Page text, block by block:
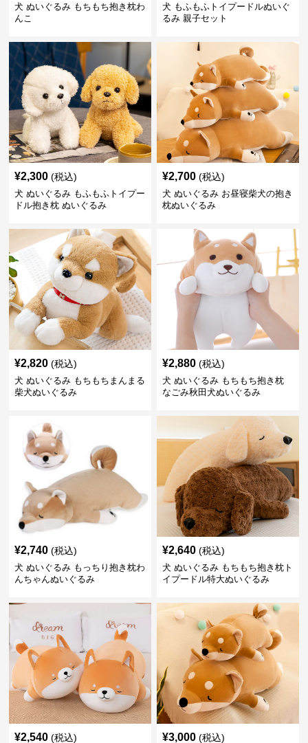
犬 ぬいぐるみ もちもち抱き枕わ
んこ
犬 もふもふトイプードルぬいぐ
るみ 親子セット
¥2,300 (税込)
犬 ぬいぐるみ もふもふトイプー
ドル抱き枕 ぬいぐるみ
¥2,700 (税込)
犬 ぬいぐるみ お昼寝柴犬の抱き
枕ぬいぐるみ
¥2,820 (税込)
犬 ぬいぐるみ もちもちまんまる
柴犬ぬいぐるみ
¥2,880 (税込)
犬 ぬいぐるみ もちもち抱き枕
なごみ秋田犬ぬいぐるみ
¥2,740 (税込)
犬 ぬいぐるみ もっちり抱き枕わ
んちゃんぬいぐるみ
¥2,640 (税込)
犬 ぬいぐるみ もちもち抱き枕ト
イプードル特大ぬいぐるみ
¥2,540 (税込) ¥3,000 (税込)